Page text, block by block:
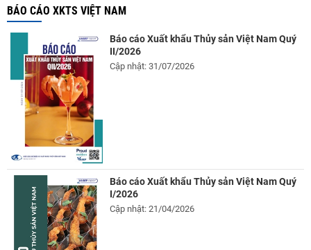
BÁO CÁO XKTS VIỆT NAM
Báo cáo Xuất khẩu Thủy sản Việt Nam Quý
II/2026
Cập nhật: 31/07/2026
Báo cáo Xuất khẩu Thủy sản Việt Nam Quý
I/2026
Cập nhật: 21/04/2026